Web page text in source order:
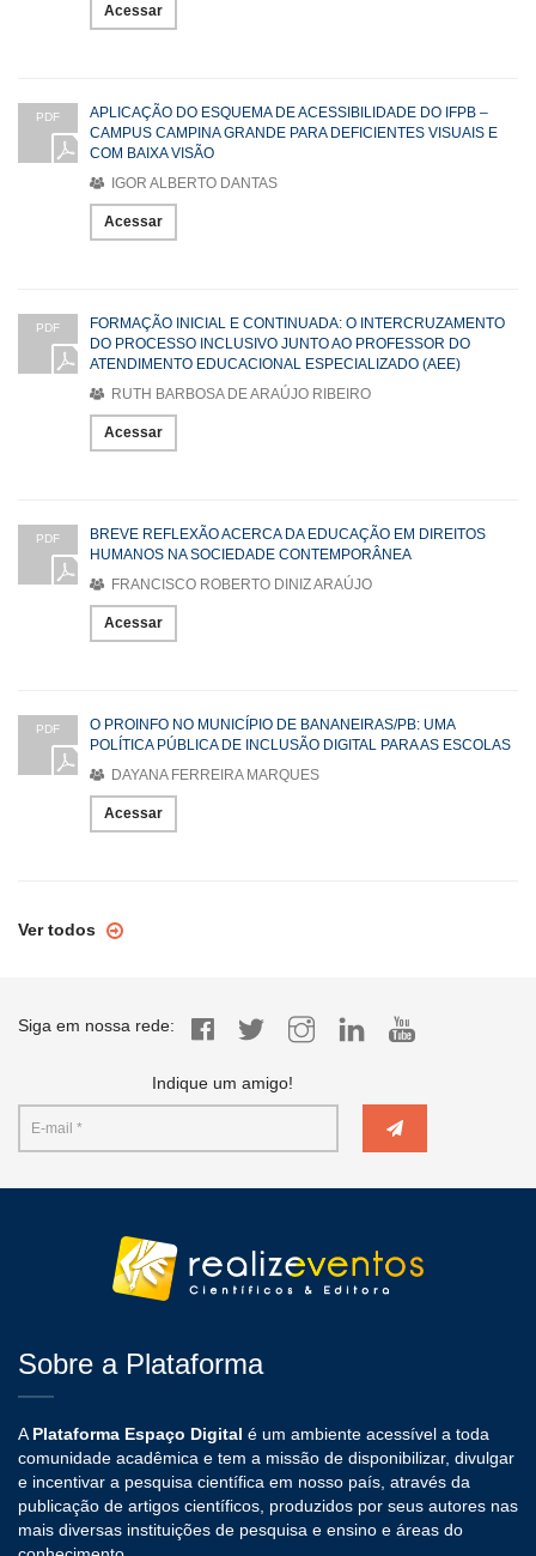
Acessar
PDF
APLICAÇÃO DO ESQUEMA DE ACESSIBILIDADE DO IFPB –
CAMPUS CAMPINA GRANDE PARA DEFICIENTES VISUAIS E
COM BAIXA VISÃO
IGOR ALBERTO DANTAS
Acessar
PDF
FORMAÇÃO INICIAL E CONTINUADA: O INTERCRUZAMENTO
DO PROCESSO INCLUSIVO JUNTO AO PROFESSOR DO
ATENDIMENTO EDUCACIONAL ESPECIALIZADO (AEE)
RUTH BARBOSA DE ARAÚJO RIBEIRO
Acessar
PDF
BREVE REFLEXÃO ACERCA DA EDUCAÇÃO EM DIREITOS
HUMANOS NA SOCIEDADE CONTEMPORÂNEA
FRANCISCO ROBERTO DINIZ ARAÚJO
Acessar
PDF
O PROINFO NO MUNICÍPIO DE BANANEIRAS/PB: UMA
POLÍTICA PÚBLICA DE INCLUSÃO DIGITAL PARA AS ESCOLAS
DAYANA FERREIRA MARQUES
Acessar
Ver todos
Siga em nossa rede:
Indique um amigo!
Sobre a Plataforma
A Plataforma Espaço Digital é um ambiente acessível a toda
comunidade acadêmica e tem a missão de disponibilizar, divulgar
e incentivar a pesquisa científica em nosso país, através da
publicação de artigos científicos, produzidos por seus autores nas
mais diversas instituições de pesquisa e ensino e áreas do